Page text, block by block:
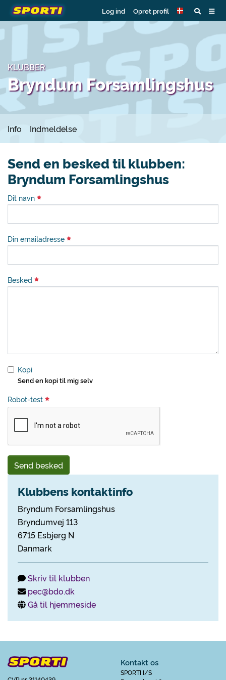
Log ind Opret profil
KLUBBER
Bryndum Forsamlingshus
Info Indmeldelse
Send en besked til klubben:
Bryndum Forsamlingshus
Dit navn
Din emailadresse
Besked
Kopi
Send en kopi til mig selv
Robot-test
Send besked
Klubbens kontaktinfo
Bryndum Forsamlingshus
Bryndumvej 113
6715 Esbjerg N
Danmark
Skriv til klubben
pec@bdo.dk
Gå til hjemmeside
Kontakt os
SPORTI I/S